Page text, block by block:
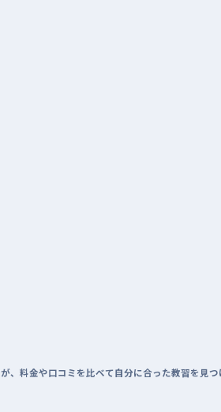
、料金や口コミを比べて自分に合った教習を見つ